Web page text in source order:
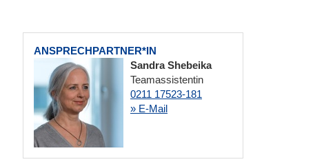
ANSPRECHPARTNER*IN
Sandra Shebeika
Teamassistentin
0211 17523-181
» E-Mail